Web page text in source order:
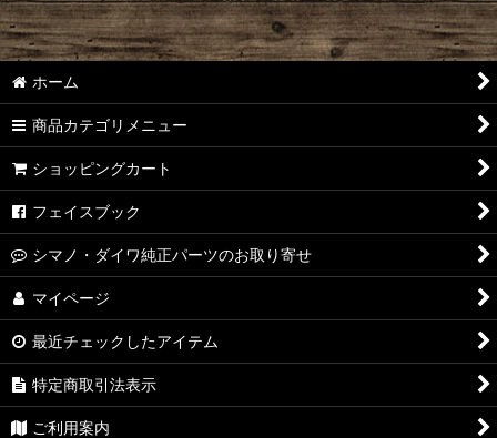
ホーム
商品カテゴリメニュー
ショッピングカート
フェイスブック
シマノ・ダイワ純正パーツのお取り寄せ
マイページ
最近チェックしたアイテム
特定商取引法表示
ご利用案内